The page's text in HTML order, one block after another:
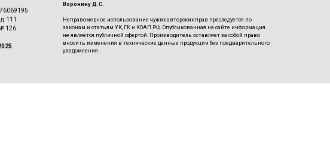
126
Воронину Д.С.
Неправомерное использование чужих авторских прав преследуется по
законам и статьям УК, ГК и КОАП РФ. Опубликованная на сайте информация
не является публичной офертой. Производитель оставляет за собой право
вносить изменения в технические данные продукции без предварительного
уведомления.